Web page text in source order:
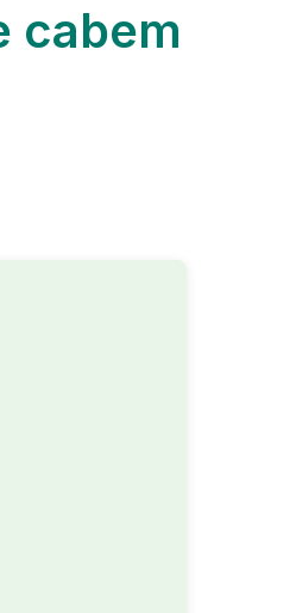
cabem